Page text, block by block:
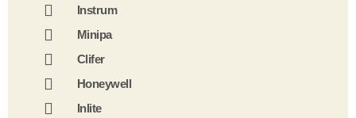
Instrum
Minipa
Clifer
Honeywell
Inlite